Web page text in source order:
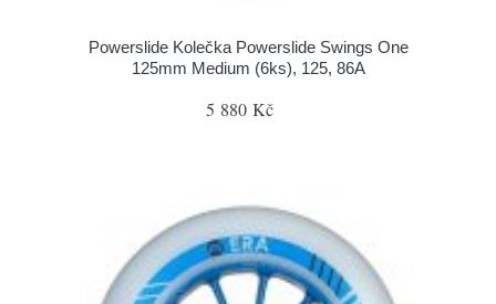
Powerslide Kolečka Powerslide Swings One
125mm Medium (6ks), 125, 86A
5 880 Kč